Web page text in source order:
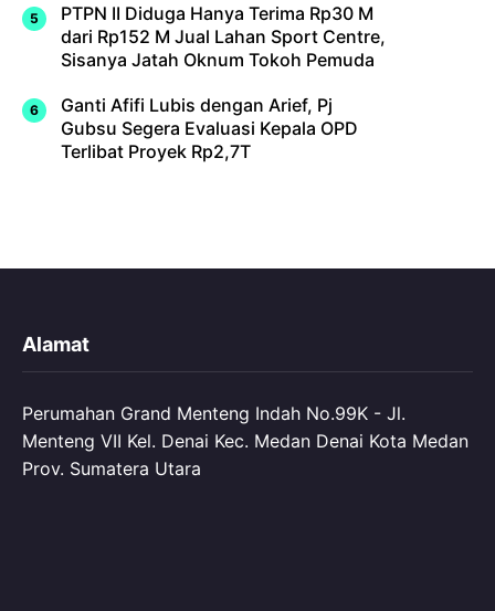
PTPN II Diduga Hanya Terima Rp30 M
dari Rp152 M Jual Lahan Sport Centre,
Sisanya Jatah Oknum Tokoh Pemuda
Ganti Afifi Lubis dengan Arief, Pj
Gubsu Segera Evaluasi Kepala OPD
Terlibat Proyek Rp2,7T
Alamat
Perumahan Grand Menteng Indah No.99K - Jl.
Menteng VII Kel. Denai Kec. Medan Denai Kota Medan
Prov. Sumatera Utara